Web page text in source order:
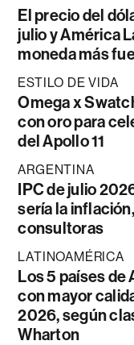
El precio del
julio y América
moneda más
ESTILO DE VIDA
Omega x
con oro para
del Apollo 11
ARGENTINA
IPC de julio
sería la
consultoras
LATINOAMÉRICA
Los 5 países de
con mayor
2026, según
Wharton